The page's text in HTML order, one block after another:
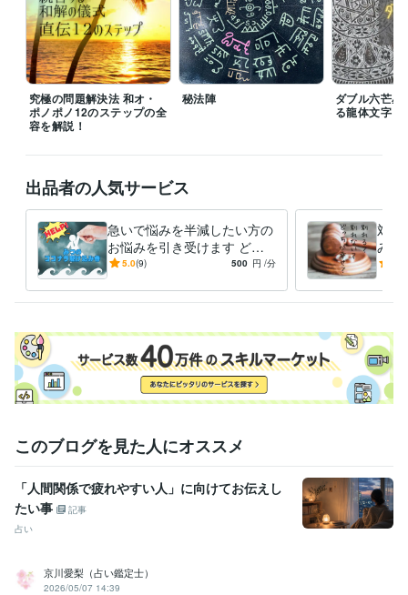
S観光株式会社 1996年4月 ~ 2001年3月
N進株式会社 2001年6月 ~ 2011年11月
株式会社 S 2012年6月 ~ 2019年4月
ソープランド L 2020年11月 ~ 2021年5月
特別養護老人ホーム N 2023年11月 ~ 2025年4月
得意分野
悩み相談・カウンセリング
心の悩み
スピリチュアル
究極の問題解決法 和オ・
ポノポノ12のステップの全
容を解説！
秘法陣
ダブル六芒
る龍体文字
出品者の人気サービス
急いで悩みを半減したい方の
お悩みを引き受けます どの
カテゴリで相談したらいいか
さい
5.0(9) 500 円 /分
対話
みか
面接
ださ
このブログを見た人にオススメ
「人間関係で疲れやすい人」に向けてお伝えし
たい事
記事
占い
京川愛梨（占い鑑定士）
2026/05/07 14:39